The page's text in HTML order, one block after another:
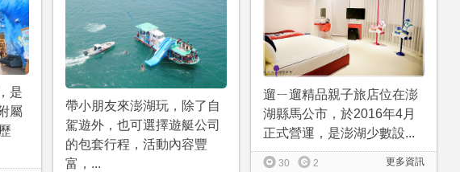
是
屬
帶小朋友來澎湖玩，除了自
駕遊外，也可選擇遊艇公司
的包套行程，活動內容豐
富，...
遛ㄧ遛精品親子旅店位在澎
湖縣馬公市，於2016年4月
正式營運，是澎湖少數設...
更多資訊
30 2